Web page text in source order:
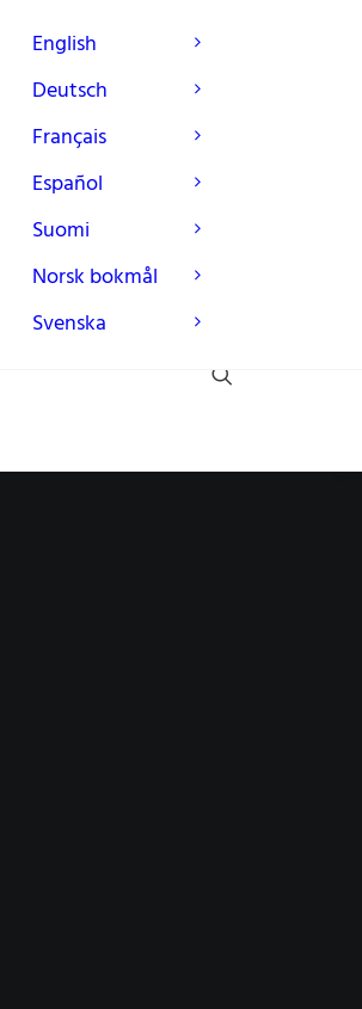
English
Deutsch
Français
Español
Suomi
Norsk bokmål
Svenska